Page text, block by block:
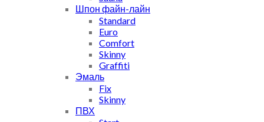
Шпон файн-лайн
Standard
Euro
Comfort
Skinny
Graffiti
Эмаль
Fix
Skinny
ПВХ